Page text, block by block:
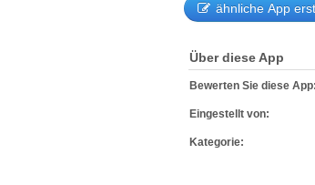
ähnliche App
Über diese App
Bewerten Sie diese App:
Eingestellt von:
Kategorie: